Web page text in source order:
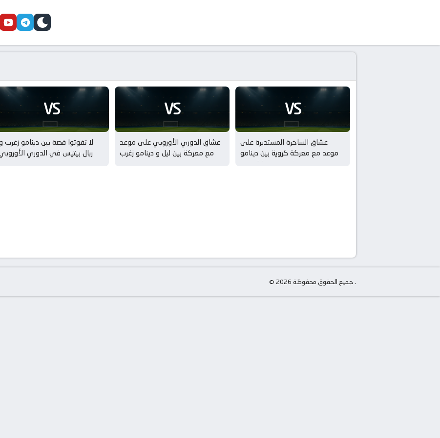
youtubetelegram
skin
VS
لا تفوتوا قصة بين دينامو زغرب
ريال بيتيس في الدوري
VS
عشاق الدوري الأوروبي على موعد
مع معركة بين ليل و دينامو زغرب
VS
عشاق الساحرة المستديرة على
موعد مع معركة كروية بين دينامو
زغرب و سيلتا فيجو
© جميع الحقوق محفوظة 2026 .